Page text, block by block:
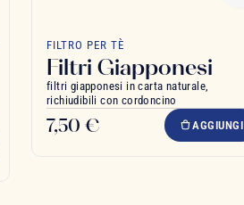
FILTRO PER TÈ
Filtri Giapponesi
filtri giapponesi in carta naturale,
richiudibili con cordoncino
7,50 € AGGIUNGI